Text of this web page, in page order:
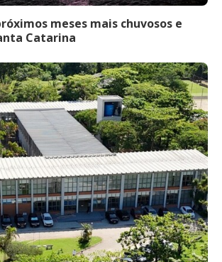
meses mais chuvosos e
Catarina